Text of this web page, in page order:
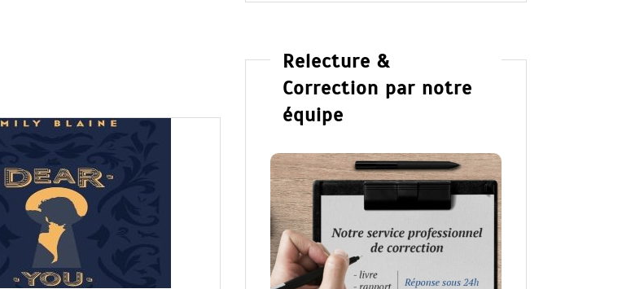
Dans Romance
Relecture &
Correction par notre
équipe